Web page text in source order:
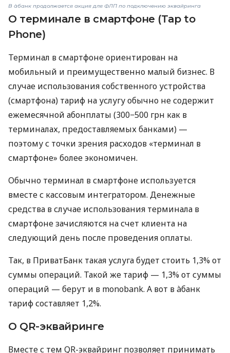
В àбанк продолжается акция для ФЛП по подключению эквайринга
О терминале в смартфоне (Tap to
Phone)
Терминал в смартфоне ориентирован на
мобильный и преимущественно малый бизнес. В
случае использования собственного устройства
(смартфона) тариф на услугу обычно не содержит
ежемесячной абонплаты (300−500 грн как в
терминалах, предоставляемых банками) —
поэтому с точки зрения расходов «терминал в
смартфоне» более экономичен.
Обычно терминал в смартфоне используется
вместе с кассовым интегратором. Денежные
средства в случае использования терминала в
смартфоне зачисляются на счет клиента на
следующий день после проведения оплаты.
Так, в ПриватБанк такая услуга будет стоить 1,3% от
суммы операций. Такой же тариф — 1,3% от суммы
операций — берут и в monobank. А вот в àбанк
тариф составляет 1,2%.
О QR-эквайринге
Вместе с тем QR-эквайринг позволяет принимать